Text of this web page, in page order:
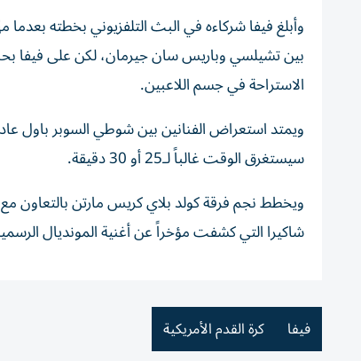
بين تشيلسي وباريس سان جيرمان، لكن على فيفا بحث
الاستراحة في جسم اللاعبين.
سيستغرق الوقت غالباً لـ25 أو 30 دقيقة.
ويخطط نجم فرقة كولد بلاي كريس مارتن بالتعاون
شاكيرا التي كشفت مؤخراً عن أغنية المونديال
فيفا كرة القدم الأمريكية